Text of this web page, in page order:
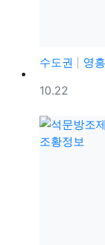
수도권
영흥
등록일
10.22